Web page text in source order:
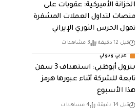
الخزانة الأميركية: عقوبات على
منصات لتداول العملات المشفرة
تمول الحرس الثوري الإيراني
قبل 12 دقيقة 3 مشاهدات
عربي ودولي
بترول أبوظبي: استهداف 3 سفن
تابعة للشركة أثناء عبورها هرمز
هذا الأسبوع
قبل 14 دقيقة 4 مشاهدات